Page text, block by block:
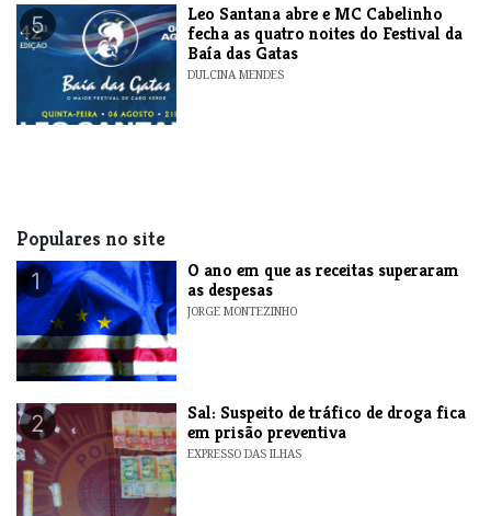
5
​Leo Santana abre e MC Cabelinho
fecha as quatro noites do Festival da
Baía das Gatas
DULCINA MENDES
Populares no site
1
O ano em que as receitas superaram
as despesas
JORGE MONTEZINHO
2
​Sal: Suspeito de tráfico de droga fica
em prisão preventiva
EXPRESSO DAS ILHAS